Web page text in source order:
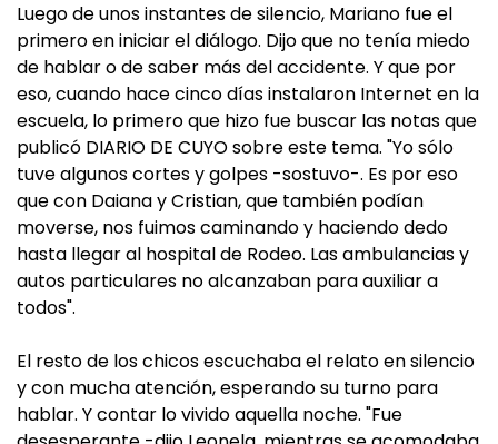
Luego de unos instantes de silencio, Mariano fue el
primero en iniciar el diálogo. Dijo que no tenía miedo
de hablar o de saber más del accidente. Y que por
eso, cuando hace cinco días instalaron Internet en la
escuela, lo primero que hizo fue buscar las notas que
publicó DIARIO DE CUYO sobre este tema. "Yo sólo
tuve algunos cortes y golpes -sostuvo-. Es por eso
que con Daiana y Cristian, que también podían
moverse, nos fuimos caminando y haciendo dedo
hasta llegar al hospital de Rodeo. Las ambulancias y
autos particulares no alcanzaban para auxiliar a
todos".
El resto de los chicos escuchaba el relato en silencio
y con mucha atención, esperando su turno para
hablar. Y contar lo vivido aquella noche. "Fue